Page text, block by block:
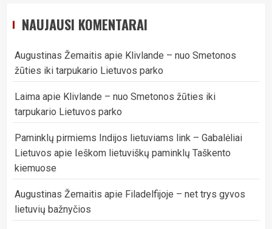
NAUJAUSI KOMENTARAI
Augustinas Žemaitis apie Klivlande – nuo Smetonos
žūties iki tarpukario Lietuvos parko
Laima apie Klivlande – nuo Smetonos žūties iki
tarpukario Lietuvos parko
Paminklų pirmiems Indijos lietuviams link – Gabalėliai
Lietuvos apie Ieškom lietuviškų paminklų Taškento
kiemuose
Augustinas Žemaitis apie Filadelfijoje – net trys gyvos
lietuvių bažnyčios